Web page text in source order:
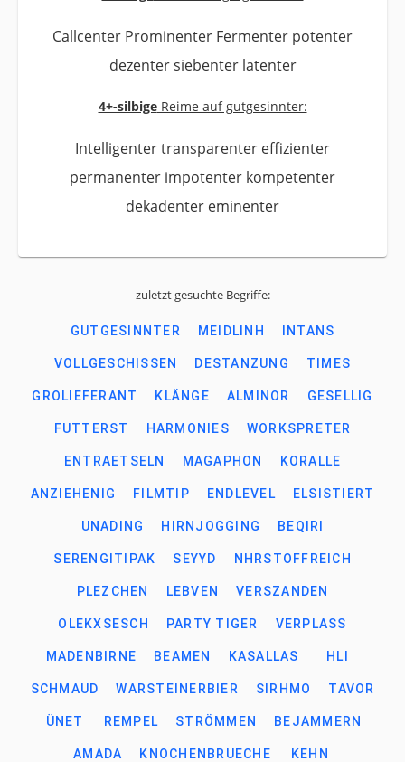
Callcenter Prominenter Fermenter potenter
dezenter siebenter latenter
4+-silbigeReime auf gutgesinnter:
Intelligenter transparenter effizienter
permanenter impotenter kompetenter
dekadenter eminenter
zuletzt gesuchte Begriffe:
GUTGESINNTER MEIDLINH INTANS
VOLLGESCHISSEN DESTANZUNG TIMES
GROLIEFERANT KLÄNGE ALMINOR GESELLIG
FUTTERST HARMONIES WORKSPRETER
ENTRAETSELN MAGAPHON KORALLE
ANZIEHENIG FILMTIP ENDLEVEL ELSISTIERT
UNADING HIRNJOGGING BEQIRI
SERENGITIPAK SEYYD NHRSTOFFREICH
PLEZCHEN LEBVEN VERSZANDEN
OLEKXSESCH PARTY TIGER VERPLASS
MADENBIRNE BEAMEN KASALLAS HLI
SCHMAUD WARSTEINERBIER SIRHMO TAVOR
ÜNET REMPEL STRÖMMEN BEJAMMERN
AMADA KNOCHENBRUECHE KEHN